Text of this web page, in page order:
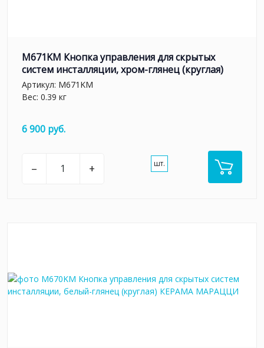
M671KM Кнопка управления для скрытых
систем инсталляции, xром-глянец (круглая)
Артикул: M671KM
Вес: 0.39 кг
6 900 руб.
– + шт.